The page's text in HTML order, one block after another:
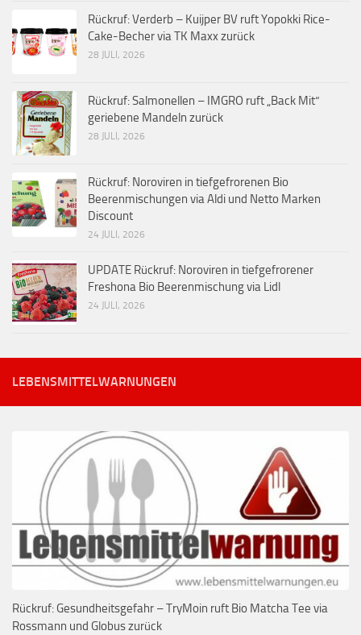
Rückruf: Verderb – Kuijper BV ruft Yopokki Rice-
Cake-Becher via TK Maxx zurück
28 JULI, 2026
Rückruf: Salmonellen – IMGRO ruft „Back Mit“
geriebene Mandeln zurück
28 JULI, 2026
Rückruf: Noroviren in tiefgefrorenen Bio
Beerenmischungen via Aldi und Netto Marken
Discount
24 JULI, 2026
UPDATE Rückruf: Noroviren in tiefgefrorener
Freshona Bio Beerenmischung via Lidl
24 JULI, 2026
LEBENSMITTELWARNUNGEN
Rückruf: Gesundheitsgefahr – TryMoin ruft Bio Matcha Tee via
Rossmann und Globus zurück